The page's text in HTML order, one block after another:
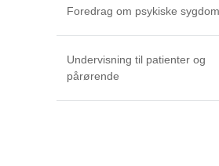
Foredrag om psykiske
Undervisning til patienter og
pårørende